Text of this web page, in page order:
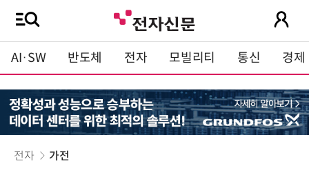
AI·SW 반도체 전자 모빌리티 통신 경제
전자 가전